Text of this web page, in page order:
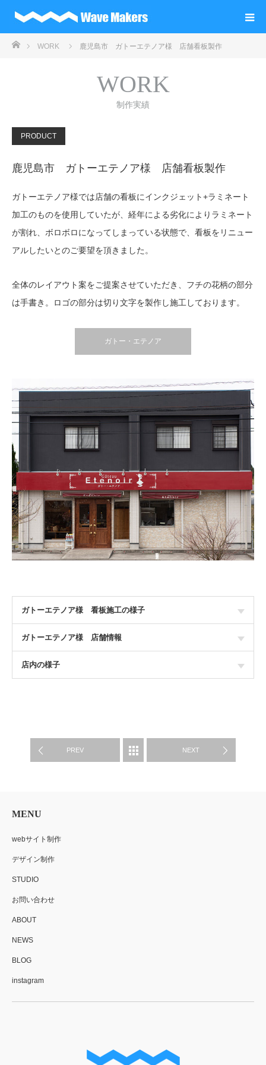
ホームWORK 鹿児島市 ガトーエテノア様 店舗看板製作
WORK
制作実績
PRODUCT
鹿児島市 ガトーエテノア様 店舗看板製作
ガトーエテノア様では店舗の看板にインクジェット+ラミネート
加工のものを使用していたが、経年による劣化によりラミネート
が割れ、ボロボロになってしまっている状態で、看板をリニュー
アルしたいとのご要望を頂きました。
全体のレイアウト案をご提案させていただき、フチの花柄の部分
は手書き。ロゴの部分は切り文字を製作し施工しております。
ガトー・エテノア
ガトーエテノア様 看板施工の様子
ガトーエテノア様 店舗情報
店内の様子
PREV
WORK NEXT
MENU
webサイト制作
デザイン制作
STUDIO
お問い合わせ
ABOUT
NEWS
BLOG
instagram